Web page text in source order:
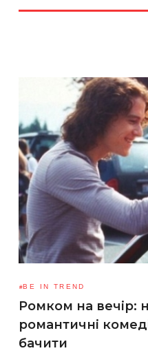
BE IN TREND
Ромком на вечір:
романтичні
бачити